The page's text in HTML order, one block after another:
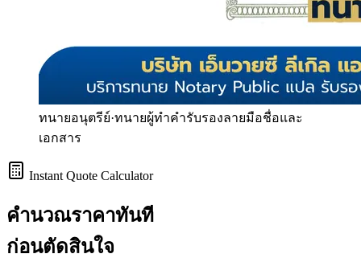
ทนายอนุตรีย์·ทนายผู้ทำคำรับรองลายมือชื่อและ
เอกสาร
Instant Quote Calculator
คำนวณราคาทันที
ก่อนตัดสินใจ